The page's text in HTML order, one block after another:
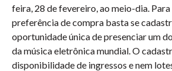
feira, 28 de fevereiro, ao meio-dia. Para
preferência de compra basta se
oportunidade única de presenciar um
da música eletrônica mundial. O
disponibilidade de ingressos e nem